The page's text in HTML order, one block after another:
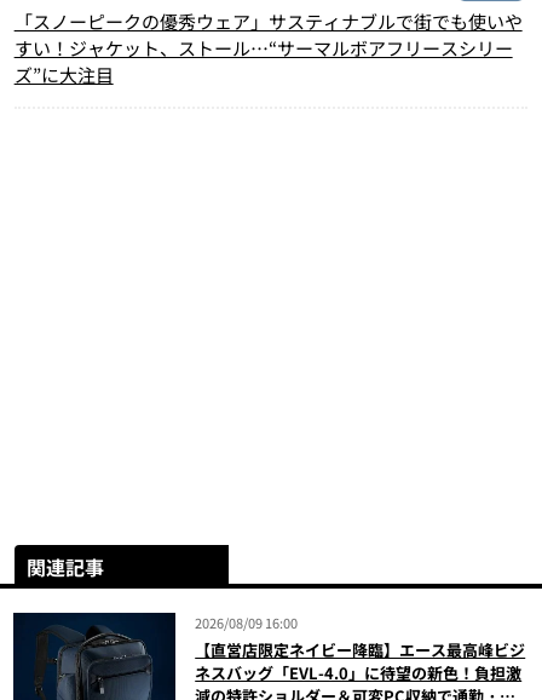
「スノーピークの優秀ウェア」サスティナブルで街でも使いや
すい！ジャケット、ストール…“サーマルボアフリースシリー
ズ”に大注目
関連記事
2026/08/09 16:00
【直営店限定ネイビー降臨】エース最高峰ビジ
ネスバッグ「EVL-4.0」に待望の新色！負担激